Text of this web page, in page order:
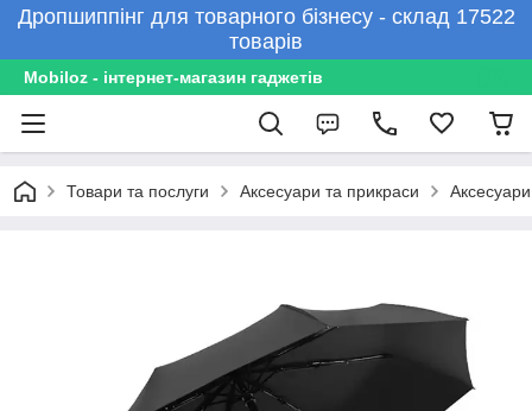
Дропшиппінг для товарного бізнесу - склад 17522
товарів
Mobiloz - інтернет-магазин гаджетів
Товари та послуги Аксесуари та прикраси Аксесуари